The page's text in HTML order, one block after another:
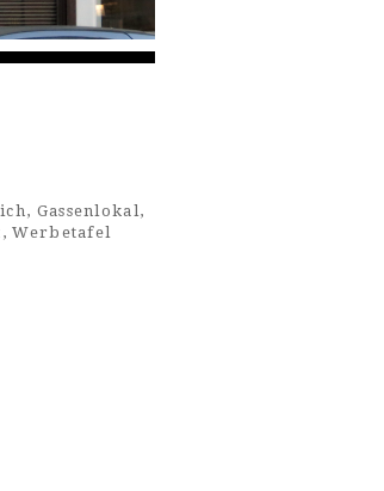
, Gassenlokal,
,Werbetafel